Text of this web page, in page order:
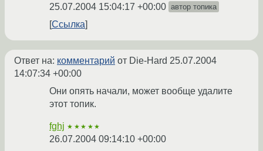
25.07.2004 15:04:17 +00:00 автор топика
Ссылка
Ответ на: комментарий от Die-Hard 25.07.2004
14:07:34 +00:00
Они опять начали, может вообще удалите
этот топик.
fghj ★★★★★
26.07.2004 09:14:10 +00:00